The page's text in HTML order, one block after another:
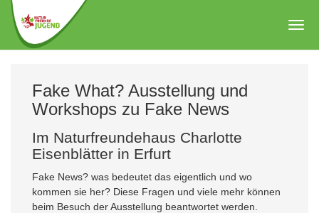
Zum
Hauptinhalt
springen
Fake What? Ausstellung und
Workshops zu Fake News
Im Naturfreundehaus Charlotte
Eisenblätter in Erfurt
Fake News? was bedeutet das eigentlich und wo
kommen sie her? Diese Fragen und viele mehr können
beim Besuch der Ausstellung beantwortet werden.